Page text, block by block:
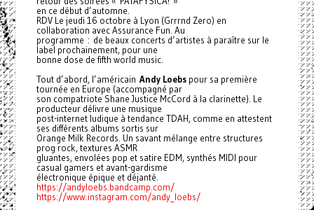
en ce début d’automne.
RDV Le jeudi 16 octobre à Lyon (Grrrnd Zero) en
collaboration avec Assurance Fun. Au
programme : de beaux concerts d’artistes à paraître sur le
label prochainement, pour une
bonne dose de fifth world music.
Tout d’abord, l’américain Andy Loebspour sa première
tournée en Europe (accompagné par
son compatriote Shane Justice McCord à la clarinette). Le
producteur délivre une musique
post-internet ludique à tendance TDAH, comme en attestent
ses différents albums sortis sur
Orange Milk Records. Un savant mélange entre structures
prog rock, textures ASMR
gluantes, envolées pop et satire EDM, synthés MIDI pour
casual gamers et avant-gardisme
électronique épique et déjanté.
https://andyloebs.bandcamp.com/
https://www.instagram.com/andy_loebs/